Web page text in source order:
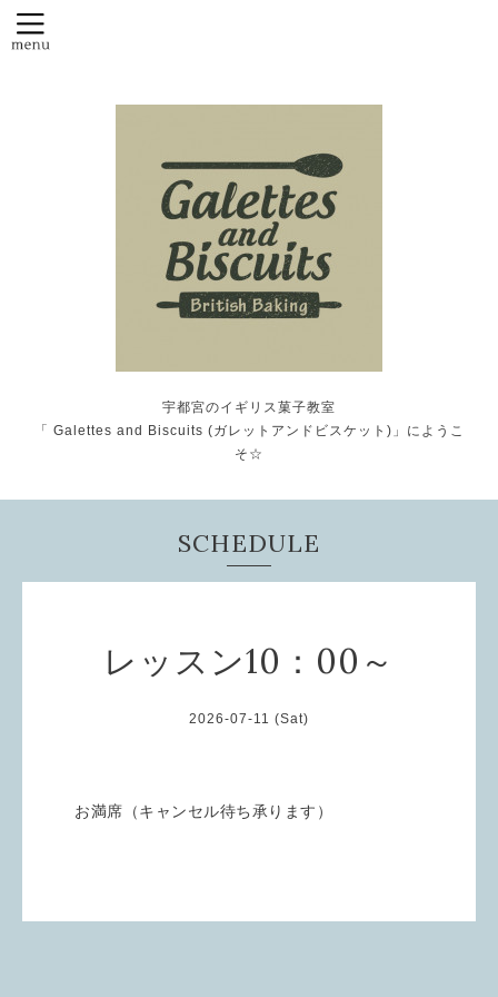
宇都宮のイギリス菓子教室
「 Galettes and Biscuits (ガレットアンドビスケット)」にようこ
そ☆
SCHEDULE
レッスン10：00～
2026-07-11 (Sat)
お満席（キャンセル待ち承ります）